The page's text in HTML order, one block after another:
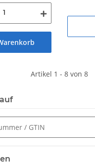
Artikel 1 - 8 von 8